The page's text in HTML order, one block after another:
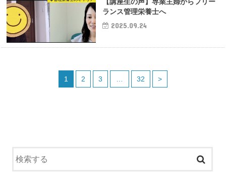
ランス管理栄養士へ
2025.09.24
1 2 3 … 32 >